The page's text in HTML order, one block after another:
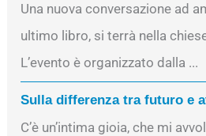
Una nuova conversazione ad
ultimo libro, si terrà nella
L’evento è organizzato dalla ...
Sulla differenza tra futuro e
C’è un’intima gioia, che mi